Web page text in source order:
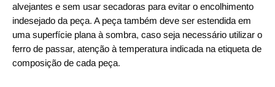
alvejantes e sem usar secadoras para evitar o encolhimento
indesejado da peça. A peça também deve ser estendida em
uma superfície plana à sombra, caso seja necessário utilizar o
ferro de passar, atenção à temperatura indicada na etiqueta de
composição de cada peça.